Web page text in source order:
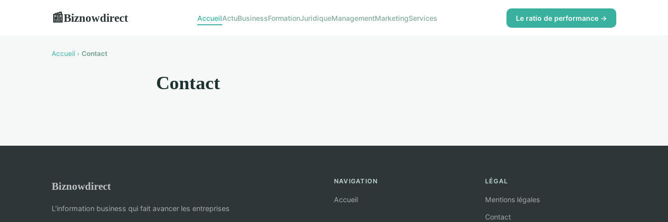
📰Biznowdirect AccueilActuBusinessFormationJuridiqueManagementMarketingServices Le ratio de performance →
Accueil › Contact
Contact
Biznowdirect
L'information business qui fait avancer les entreprises
NAVIGATION
Accueil
LÉGAL
Mentions légales
Contact